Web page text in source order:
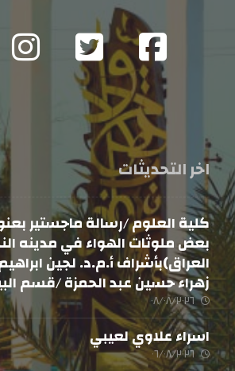
اخر التحديثات
كلية العلوم /رسالة ماجستير
بعض ملوثات الهواء في مدينه
العراق)بأشراف أ.م.د. لجين
زهراء حسين عبد الحمزة /قسم
٠٨/٠٨/٢٠٢٦
اسراء علاوي لعيبي
٠٦/٠٨/٢٠٢٦